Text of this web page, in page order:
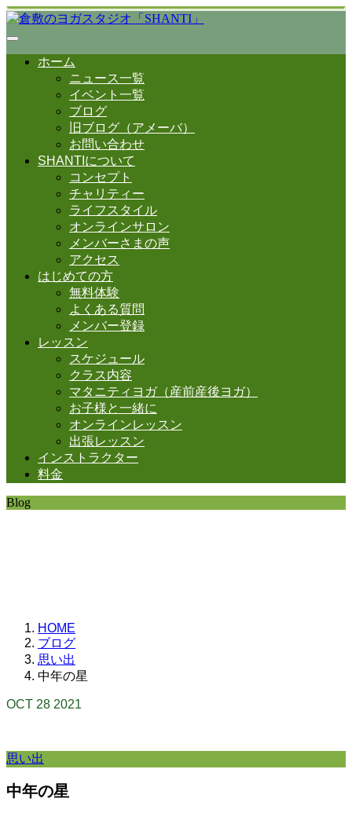
ホーム
ニュース一覧
イベント一覧
ブログ
旧ブログ（アメーバ）
お問い合わせ
SHANTIについて
コンセプト
チャリティー
ライフスタイル
オンラインサロン
メンバーさまの声
アクセス
はじめての方
無料体験
よくある質問
メンバー登録
レッスン
スケジュール
クラス内容
マタニティヨガ（産前産後ヨガ）
お子様と一緒に
オンラインレッスン
出張レッスン
インストラクター
料金
Blog
HOME
ブログ
思い出
中年の星
OCT 28 2021
思い出
中年の星